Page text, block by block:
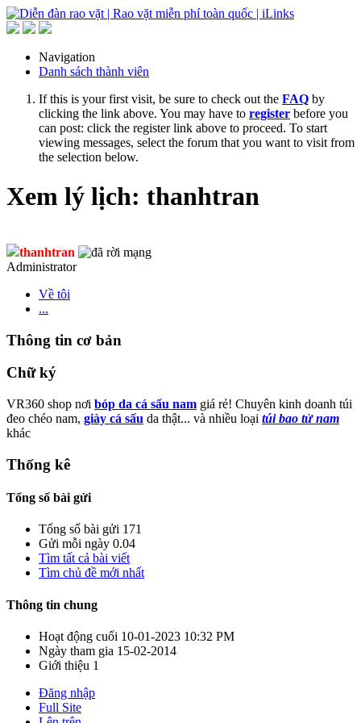
Navigation
Danh sách thành viên
If this is your first visit, be sure to check out the FAQ by
clicking the link above. You may have to register before you
can post: click the register link above to proceed. To start
viewing messages, select the forum that you want to visit from
the selection below.
Xem lý lịch: thanhtran
thanhtran
Administrator
Về tôi
...
Thông tin cơ bản
Chữ ký
VR360 shop nơi bóp da cá sấu nam giá rẻ! Chuyên kinh doanh túi
đeo chéo nam, giày cá sấu da thật... và nhiều loại túi bao tử nam
khác
Thống kê
Tổng số bài gửi
Tổng số bài gửi 171
Gửi mỗi ngày 0.04
Tìm tất cả bài viết
Tìm chủ đề mới nhất
Thông tin chung
Hoạt động cuối 10-01-2023 10:32 PM
Ngày tham gia 15-02-2014
Giới thiệu 1
Đăng nhập
Full Site